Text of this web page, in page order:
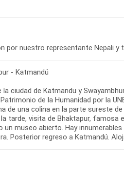
por nuestro representante Nepali
- Katmandú
la ciudad de Katmandu y
de la Humanidad por la
de una colina en la parte sureste
tarde, visita de Bhaktapur,
un museo abierto. Hay
Posterior regreso a Katmandú.